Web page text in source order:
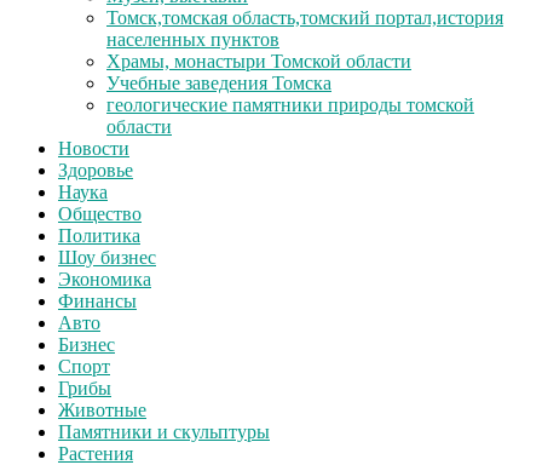
Томск,томская область,томский портал,история
населенных пунктов
Храмы, монастыри Томской области
Учебные заведения Томска
геологические памятники природы томской
области
Новости
Здоровье
Наука
Общество
Политика
Шоу бизнес
Экономика
Финансы
Авто
Бизнес
Спорт
Грибы
Животные
Памятники и скульптуры
Растения